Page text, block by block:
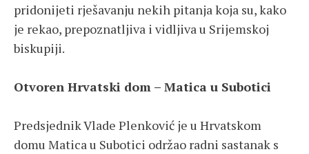
pridonijeti rješavanju nekih pitanja koja su, kako
je rekao, prepoznatljiva i vidljiva u Srijemskoj
biskupiji.
Otvoren Hrvatski dom – Matica u Subotici
Predsjednik Vlade Plenković je u Hrvatskom
domu Matica u Subotici održao radni sastanak s